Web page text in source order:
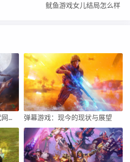
鱿鱼游戏女儿结局怎么样
投屏直播游戏已经成为现代网络娱乐的重要组成部分，它不仅能让玩家与他人分享游戏的乐趣，还能吸引更多的观众。本文将详细介绍如何投屏直播游戏，包括准备工作、投屏方式、直播设置及优化等方面的内容。 弹幕游戏：现今的现状与展望